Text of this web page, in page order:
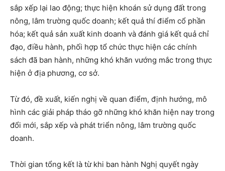
sắp xếp lại lao động; thực hiện khoán sử dụng đất trong
nông, lâm trường quốc doanh; kết quả thí điểm cổ phần
hóa; kết quả sản xuất kinh doanh và đánh giá kết quả chỉ
đạo, điều hành, phối hợp tổ chức thực hiện các chính
sách đã ban hành, những khó khăn vướng mắc trong thực
hiện ở địa phương, cơ sở.
Từ đó, đề xuất, kiến nghị về quan điểm, định hướng, mô
hình các giải pháp tháo gỡ những khó khăn hiện nay trong
đổi mới, sắp xếp và phát triển nông, lâm trường quốc
doanh.
Thời gian tổng kết là từ khi ban hành Nghị quyết ngày